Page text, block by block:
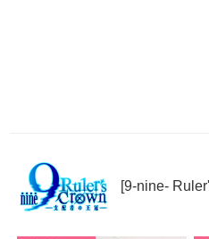
[9-nine-